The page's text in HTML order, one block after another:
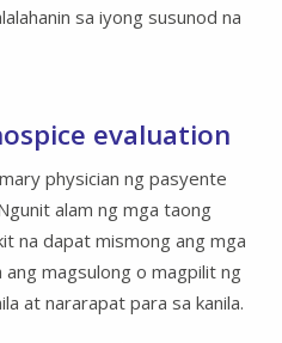
sa iyong susunod na
evaluation
physician ng pasyente
alam ng mga taong
na dapat mismong ang mga
magsulong o magpilit ng
at nararapat para sa kanila.